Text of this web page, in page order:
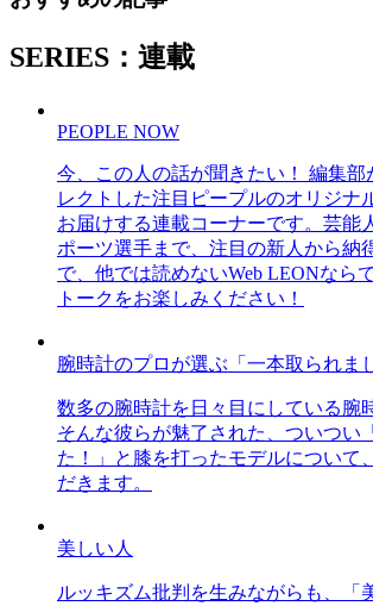
SERIES：連載
PEOPLE NOW
今、この人の話が聞きたい！ 編集部
レクトした注目ピープルのオリジナ
お届けする連載コーナーです。芸能
ポーツ選手まで、注目の新人から納
で、他では読めないWeb LEONなら
トークをお楽しみください！
腕時計のプロが選ぶ「一本取られま
数多の腕時計を日々目にしている腕
そんな彼らが魅了された、ついつい
た！」と膝を打ったモデルについて
だきます。
美しい人
ルッキズム批判を生みながらも、「